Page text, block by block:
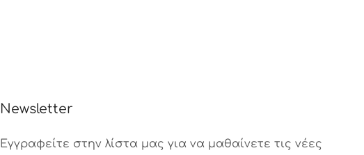
Newsletter
Εγγραφείτε στην λίστα μας για να μαθαίνετε τις νέες
Διαθέσιμος τώρα